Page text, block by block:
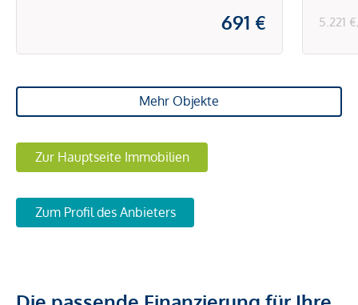
691 € 5.221
Mehr Objekte
Zur Hauptseite Immobilien
Zum Profil des Anbieters